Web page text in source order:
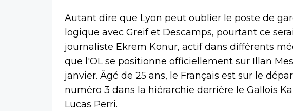
Autant dire que Lyon peut oublier le poste de
logique avec Greif et Descamps, pourtant ce
journaliste Ekrem Konur, actif dans différents
que l'OL se positionne officiellement sur Illan
janvier. Âgé de 25 ans, le Français est sur le
numéro 3 dans la hiérarchie derrière le Gallois
Lucas Perri.